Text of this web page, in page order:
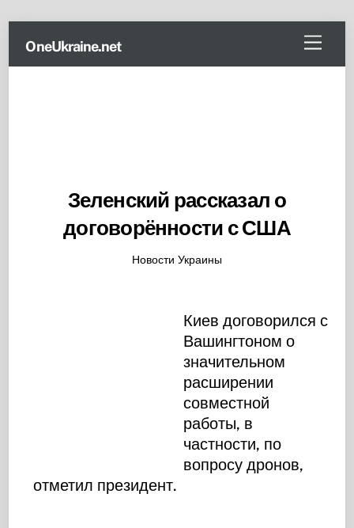
content
Menu
OneUkraine.net
Зеленский рассказал о
договорённости с США
Новости Украины
Киев договорился с
Вашингтоном о
значительном
расширении
совместной
работы, в
частности, по
вопросу дронов,
отметил президент.